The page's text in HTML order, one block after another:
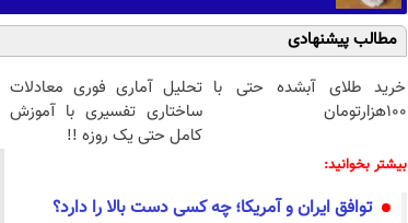
مطالب پیشنهادی
خرید طلای آبشده حتی با
۱۰۰هزارتومان
تحلیل آماری فوری معادلات
ساختاری تفسیری با آموزش
کامل حتی یک روزه !!
بیشتر بخوانید:
توافق ایران و آمریکا؛ چه کسی دست بالا را دارد؟